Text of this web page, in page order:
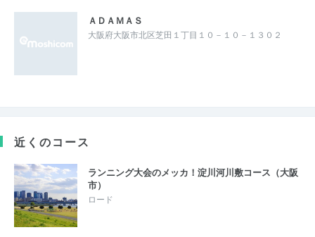
ＡＤＡＭＡＳ
大阪府大阪市北区芝田１丁目１０－１０－１３０２
近くのコース
ランニング大会のメッカ！淀川河川敷コース（大阪
市）
ロード